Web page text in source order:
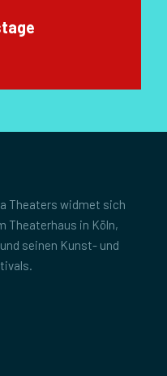
Theaters widmet sich
Theaterhaus in Köln,
seinen Kunst- und